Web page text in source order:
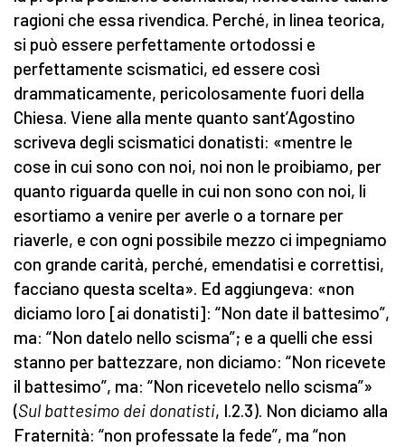
ragioni che essa rivendica. Perché, in linea teorica,
si può essere perfettamente ortodossi e
perfettamente scismatici, ed essere così
drammaticamente, pericolosamente fuori della
Chiesa. Viene alla mente quanto sant’Agostino
scriveva degli scismatici donatisti: «mentre le
cose in cui sono con noi, noi non le proibiamo, per
quanto riguarda quelle in cui non sono con noi, li
esortiamo a venire per averle o a tornare per
riaverle, e con ogni possibile mezzo ci impegniamo
con grande carità, perché, emendatisi e correttisi,
facciano questa scelta». Ed aggiungeva: «non
diciamo loro [ai donatisti]: “Non date il battesimo”,
ma: “Non datelo nello scisma”; e a quelli che essi
stanno per battezzare, non diciamo: “Non ricevete
il battesimo”, ma: “Non ricevetelo nello scisma”»
(Sul battesimo dei donatisti, I.2.3). Non diciamo alla
Fraternità: “non professate la fede”, ma “non